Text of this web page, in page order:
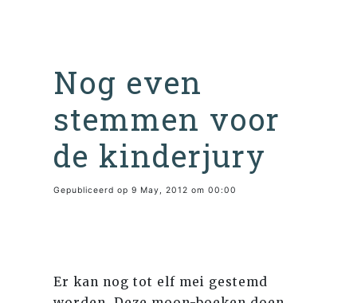
Nog even
stemmen voor
de kinderjury
Gepubliceerd op 9 May, 2012 om 00:00
Er kan nog tot elf mei gestemd